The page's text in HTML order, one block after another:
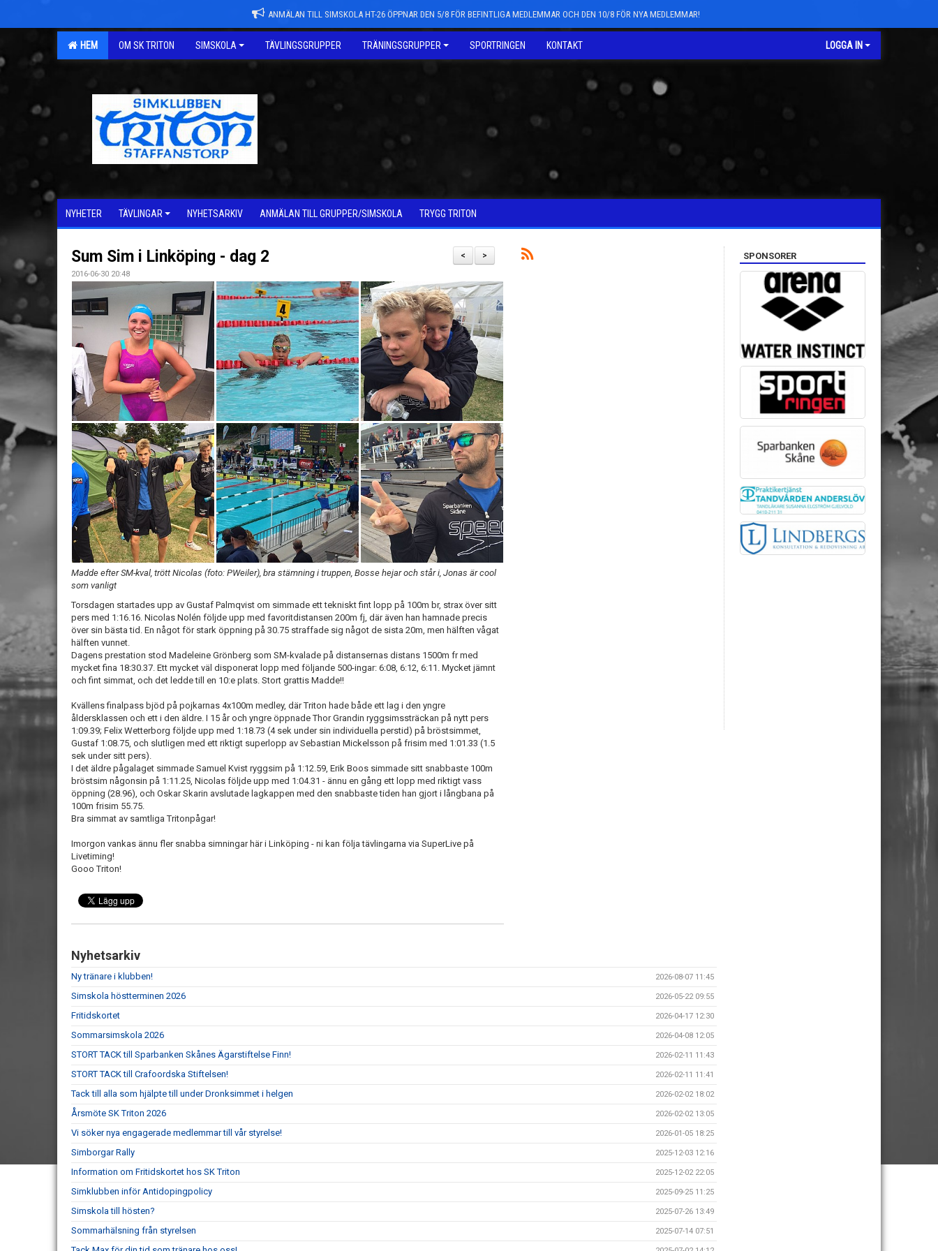
ANMÄLAN TILL SIMSKOLA HT-26 ÖPPNAR DEN 5/8 FÖR BEFINTLIGA MEDLEMMAR OCH DEN 10/8 FÖR NYA MEDLEMMAR!
HEM OM SK TRITON SIMSKOLA TÄVLINGSGRUPPER TRÄNINGSGRUPPER SPORTRINGEN KONTAKT LOGGA IN
NYHETER TÄVLINGAR NYHETSARKIV ANMÄLAN TILL GRUPPER/SIMSKOLA TRYGG TRITON
>
<
Sum Sim i Linköping - dag 2
2016-06-30 20:48
Madde efter SM-kval, trött Nicolas (foto: PWeiler), bra stämning i truppen, Bosse hejar och står i, Jonas är cool
som vanligt
Torsdagen startades upp av Gustaf Palmqvist om simmade ett tekniskt fint lopp på 100m br, strax över sitt
pers med 1:16.16. Nicolas Nolén följde upp med favoritdistansen 200m fj, där även han hamnade precis
över sin bästa tid. En något för stark öppning på 30.75 straffade sig något de sista 20m, men hälften vågat
hälften vunnet.
Dagens prestation stod Madeleine Grönberg som SM-kvalade på distansernas distans 1500m fr med
mycket fina 18:30.37. Ett mycket väl disponerat lopp med följande 500-ingar: 6:08, 6:12, 6:11. Mycket jämnt
och fint simmat, och det ledde till en 10:e plats. Stort grattis Madde!!
Kvällens finalpass bjöd på pojkarnas 4x100m medley, där Triton hade både ett lag i den yngre
åldersklassen och ett i den äldre. I 15 år och yngre öppnade Thor Grandin ryggsimssträckan på nytt pers
1:09.39; Felix Wetterborg följde upp med 1:18.73 (4 sek under sin individuella perstid) på bröstsimmet,
Gustaf 1:08.75, och slutligen med ett riktigt superlopp av Sebastian Mickelsson på frisim med 1:01.33 (1.5
sek under sitt pers).
I det äldre pågalaget simmade Samuel Kvist ryggsim på 1:12.59, Erik Boos simmade sitt snabbaste 100m
bröstsim någonsin på 1:11.25, Nicolas följde upp med 1:04.31 - ännu en gång ett lopp med riktigt vass
öppning (28.96), och Oskar Skarin avslutade lagkappen med den snabbaste tiden han gjort i långbana på
100m frisim 55.75.
Bra simmat av samtliga Tritonpågar!
Imorgon vankas ännu fler snabba simningar här i Linköping - ni kan följa tävlingarna via SuperLive på
Livetiming!
Gooo Triton!
Nyhetsarkiv
Ny tränare i klubben! 2026-08-07 11:45
Simskola höstterminen 2026 2026-05-22 09:55
Fritidskortet 2026-04-17 12:30
Sommarsimskola 2026 2026-04-08 12:05
STORT TACK till Sparbanken Skånes Ägarstiftelse Finn! 2026-02-11 11:43
STORT TACK till Crafoordska Stiftelsen! 2026-02-11 11:41
Tack till alla som hjälpte till under Dronksimmet i helgen 2026-02-02 18:02
Årsmöte SK Triton 2026 2026-02-02 13:05
Vi söker nya engagerade medlemmar till vår styrelse! 2026-01-05 18:25
Simborgar Rally 2025-12-03 12:16
Information om Fritidskortet hos SK Triton 2025-12-02 22:05
Simklubben inför Antidopingpolicy 2025-09-25 11:25
Simskola till hösten? 2025-07-26 13:49
Sommarhälsning från styrelsen 2025-07-14 07:51
SPONSORER